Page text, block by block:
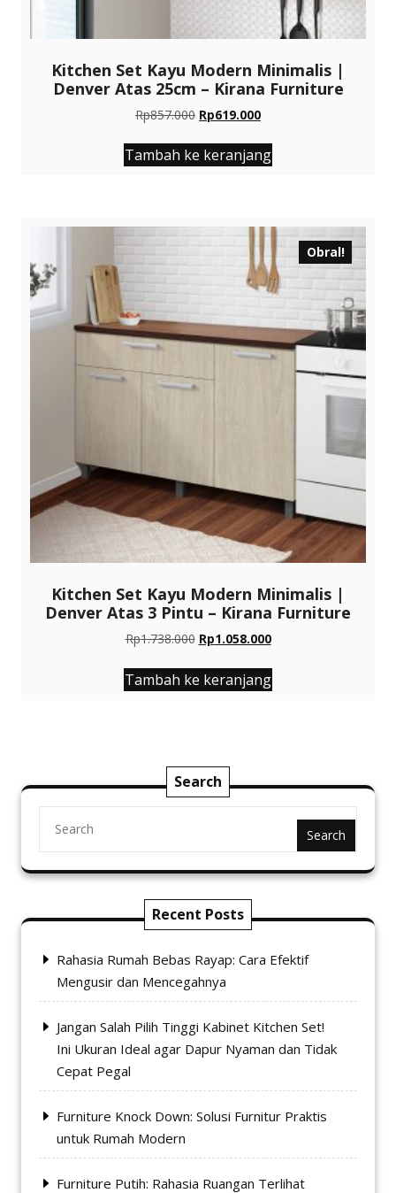
Kitchen Set Kayu Modern Minimalis |
Denver Atas 25cm – Kirana Furniture
Rp857.000 Harga
adalah:
Rp857.000.
Rp619.000Harga
ini
adalah:
Tambah ke keranjang
Obral!
Kitchen Set Kayu Modern Minimalis |
Denver Atas 3 Pintu – Kirana Furniture
Rp1.738.000 Harga
adalah:
Rp1.738.000.
Rp1.058.000Harga
ini
adalah:
Tambah ke keranjang
Search
Search
Recent Posts
Rahasia Rumah Bebas Rayap: Cara Efektif
Mengusir dan Mencegahnya
Jangan Salah Pilih Tinggi Kabinet Kitchen Set!
Ini Ukuran Ideal agar Dapur Nyaman dan Tidak
Cepat Pegal
Furniture Knock Down: Solusi Furnitur Praktis
untuk Rumah Modern
Furniture Putih: Rahasia Ruangan Terlihat